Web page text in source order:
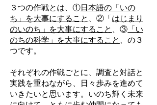
３つの作戦とは、①日本語の「いの
ち」を大事にすること
、②「 はじまり
のいのち」を大事にすること
、③ 「い
のちの科学」を大事にすること
、の３
つです。
それぞれの作戦ごとに、調査と対話と
実践を重ねながら、日々歩みを進めて
いきたいと思います。いのち輝く未来